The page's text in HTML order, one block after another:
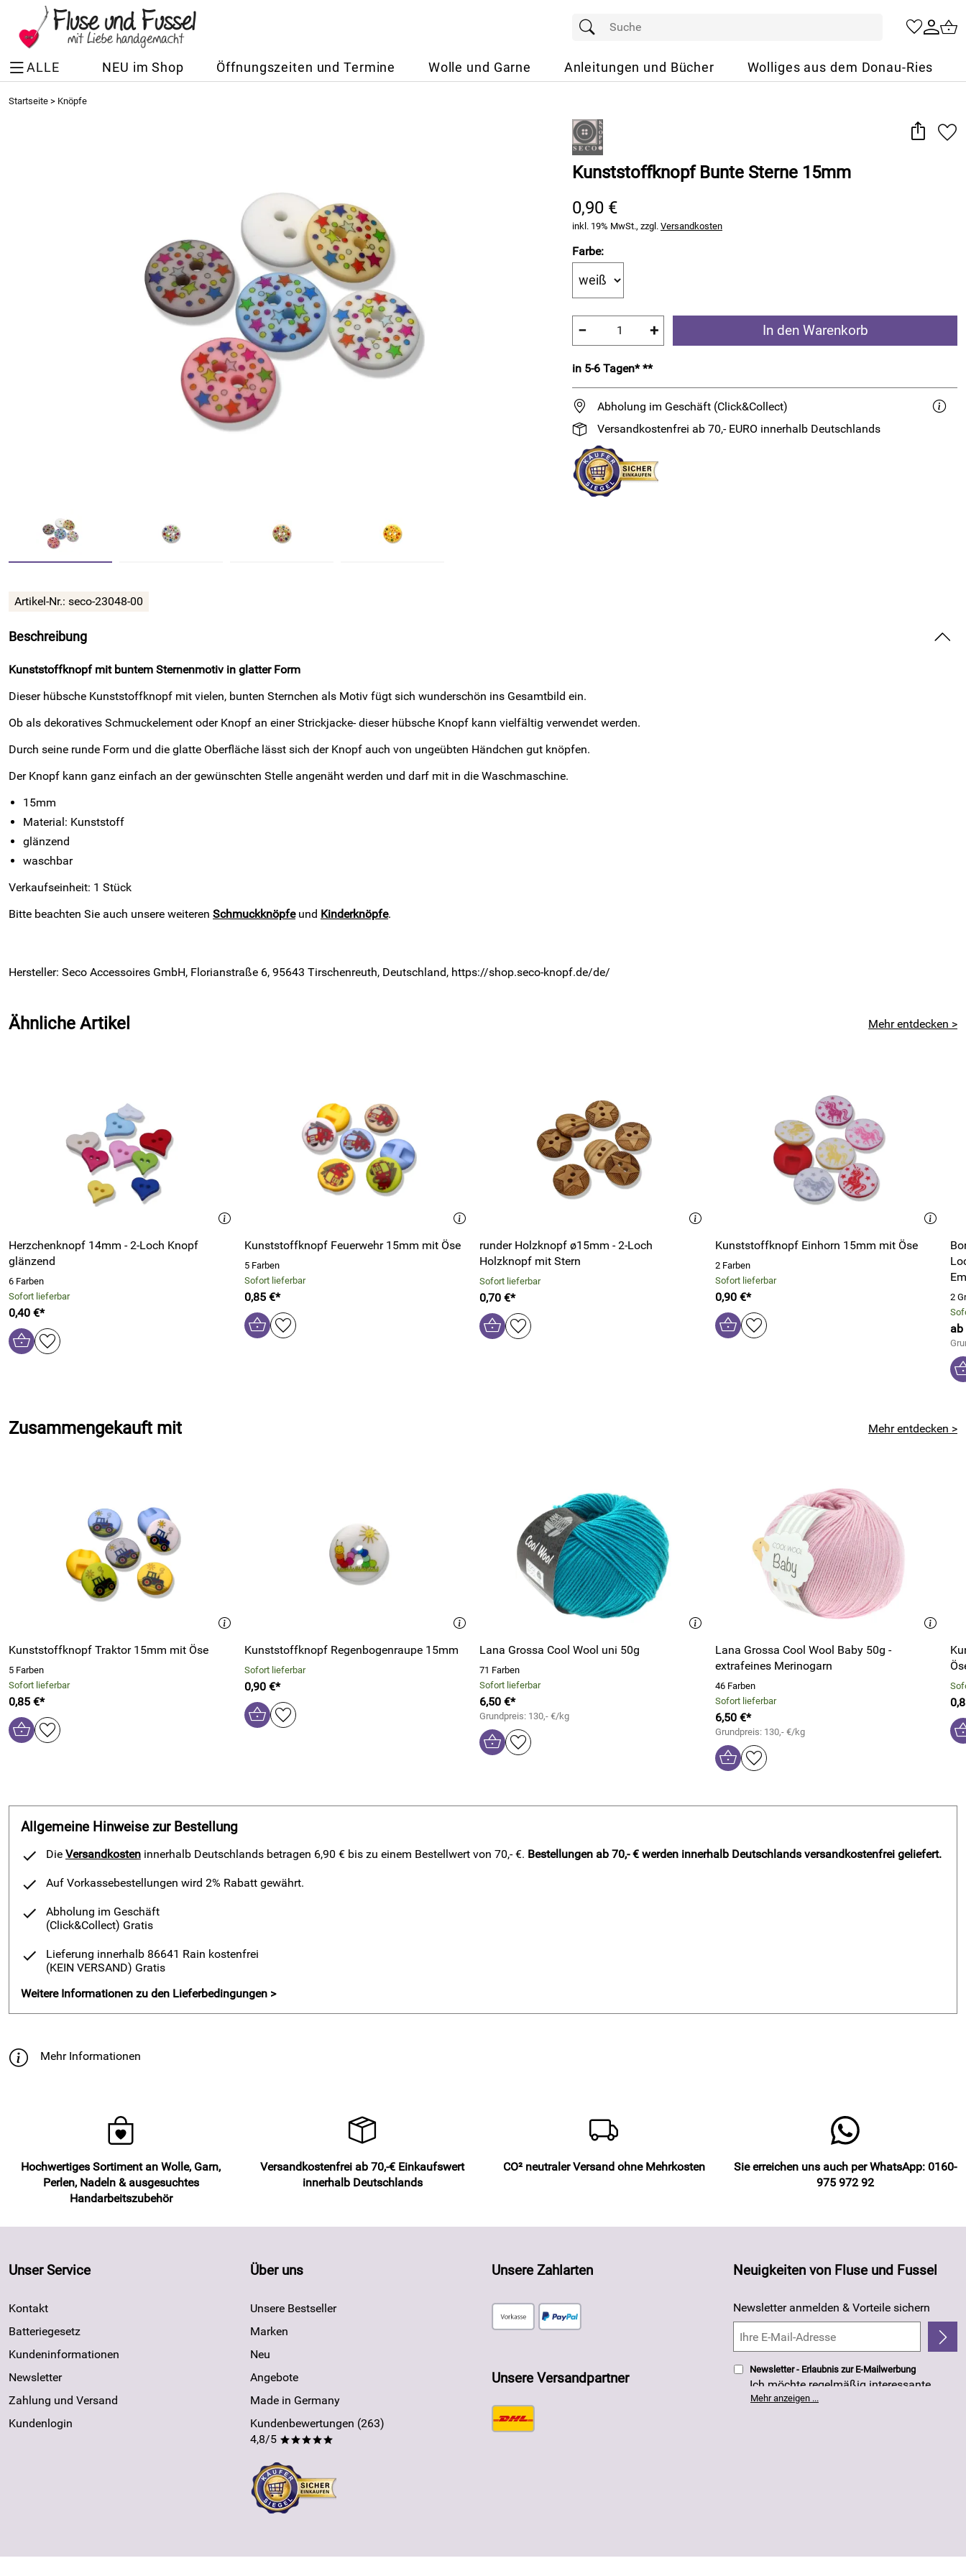
ALLE NEU im Shop Öffnungszeiten und Termine Wolle und Garne Anleitungen und Bücher Wolliges aus dem Donau-Ries
Startseite > Knöpfe
Kunststoffknopf Bunte Sterne 15mm
0,90 €
inkl. 19% MwSt., zzgl. Versandkosten
Farbe:
− + In den Warenkorb
in 5-6 Tagen* **
Abholung im Geschäft (Click&Collect)
Versandkostenfrei ab 70,- EURO innerhalb Deutschlands
Artikel-Nr.: seco-23048-00
Beschreibung
Kunststoffknopf mit buntem Sternenmotiv in glatter Form
Dieser hübsche Kunststoffknopf mit vielen, bunten Sternchen als Motiv fügt sich wunderschön ins Gesamtbild ein.
Ob als dekoratives Schmuckelement oder Knopf an einer Strickjacke- dieser hübsche Knopf kann vielfältig verwendet werden.
Durch seine runde Form und die glatte Oberfläche lässt sich der Knopf auch von ungeübten Händchen gut knöpfen.
Der Knopf kann ganz einfach an der gewünschten Stelle angenäht werden und darf mit in die Waschmaschine.
15mm
Material: Kunststoff
glänzend
waschbar
Verkaufseinheit: 1 Stück
Bitte beachten Sie auch unsere weiteren Schmuckknöpfeund Kinderknöpfe.
Hersteller: Seco Accessoires GmbH, Florianstraße 6, 95643 Tirschenreuth, Deutschland, https://shop.seco-knopf.de/de/
Ähnliche Artikel Mehr entdecken >
Herzchenknopf 14mm - 2-Loch Knopf
glänzend
6 Farben
Sofort lieferbar
0,40 €*
Kunststoffknopf Feuerwehr 15mm mit Öse
5 Farben
Sofort lieferbar
0,85 €*
runder Holzknopf ø15mm - 2-Loch
Holzknopf mit Stern
Sofort lieferbar
0,70 €*
Kunststoffknopf Einhorn 15mm mit Öse
2 Farben
Sofort lieferbar
0,90 €*
2
ab
Zusammengekauft mit Mehr entdecken >
Kunststoffknopf Traktor 15mm mit Öse
5 Farben
Sofort lieferbar
0,85 €*
Kunststoffknopf Regenbogenraupe 15mm
Sofort lieferbar
0,90 €*
Lana Grossa Cool Wool uni 50g
71 Farben
Sofort lieferbar
6,50 €*
Grundpreis: 130,- €/kg
Lana Grossa Cool Wool Baby 50g -
extrafeines Merinogarn
46 Farben
Sofort lieferbar
6,50 €*
Grundpreis: 130,- €/kg
Allgemeine Hinweise zur Bestellung
Die Versandkosten innerhalb Deutschlands betragen 6,90 € bis zu einem Bestellwert von 70,- €. Bestellungen ab 70,- € werden innerhalb Deutschlands versandkostenfrei geliefert.
Auf Vorkassebestellungen wird 2% Rabatt gewährt.
Abholung im Geschäft
(Click&Collect) Gratis
Lieferung innerhalb 86641 Rain kostenfrei
(KEIN VERSAND) Gratis
Weitere Informationen zu den Lieferbedingungen >
Mehr Informationen
Hochwertiges Sortiment an Wolle, Garn,
Perlen, Nadeln & ausgesuchtes
Handarbeitszubehör
Versandkostenfrei ab 70,-€ Einkaufswert
innerhalb Deutschlands
CO² neutraler Versand ohne Mehrkosten
Sie erreichen uns auch per WhatsApp: 0160-
975 972 92
Unser Service
Kontakt
Batteriegesetz
Kundeninformationen
Newsletter
Zahlung und Versand
Kundenlogin
Über uns
Unsere Bestseller
Marken
Neu
Angebote
Made in Germany
Kundenbewertungen (263)
4,8/5 *****
Unsere Zahlarten
Unsere Versandpartner
Neuigkeiten von Fluse und Fussel
Newsletter anmelden & Vorteile sichern
Newsletter - Erlaubnis zur E-Mailwerbung
Ich möchte regelmäßig interessante
Angebote per E-Mail erhalten. Meine E-
Mail-Adresse wird nicht an andere
Mehr anzeigen ...